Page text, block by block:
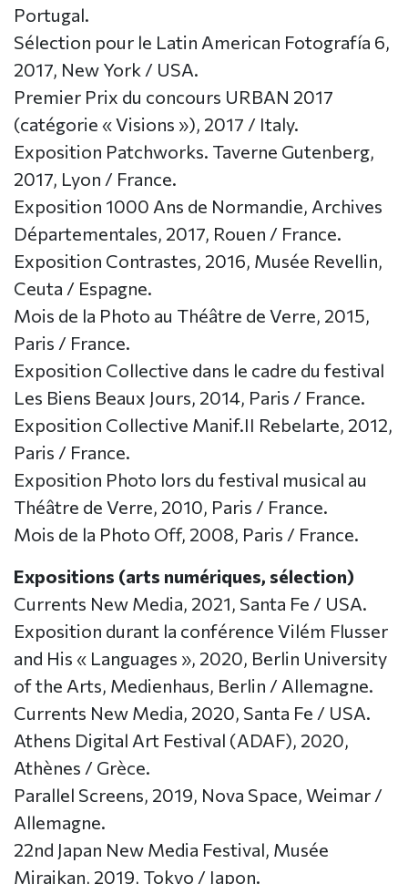
Portugal.
Sélection pour le Latin American Fotografía 6,
2017, New York / USA.
Premier Prix du concours URBAN 2017
(catégorie « Visions »), 2017 / Italy.
Exposition Patchworks. Taverne Gutenberg,
2017, Lyon / France.
Exposition 1000 Ans de Normandie, Archives
Départementales, 2017, Rouen / France.
Exposition Contrastes, 2016, Musée Revellin,
Ceuta / Espagne.
Mois de la Photo au Théâtre de Verre, 2015,
Paris / France.
Exposition Collective dans le cadre du festival
Les Biens Beaux Jours, 2014, Paris / France.
Exposition Collective Manif.II Rebelarte, 2012,
Paris / France.
Exposition Photo lors du festival musical au
Théâtre de Verre, 2010, Paris / France.
Mois de la Photo Off, 2008, Paris / France.
Expositions (arts numériques, sélection)
Currents New Media, 2021, Santa Fe / USA.
Exposition durant la conférence Vilém Flusser
and His « Languages », 2020, Berlin University
of the Arts, Medienhaus, Berlin / Allemagne.
Currents New Media, 2020, Santa Fe / USA.
Athens Digital Art Festival (ADAF), 2020,
Athènes / Grèce.
Parallel Screens, 2019, Nova Space, Weimar /
Allemagne.
22nd Japan New Media Festival, Musée
Miraikan, 2019, Tokyo / Japon.